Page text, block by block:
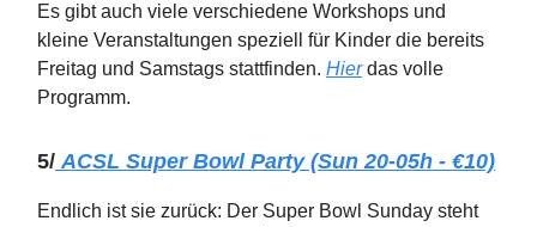
Es gibt auch viele verschiedene Workshops und
kleine Veranstaltungen speziell für Kinder die bereits
Freitag und Samstags stattfinden. Hierdas volle
Programm.
5/ ACSL Super Bowl Party (Sun 20-05h - €10)
Endlich ist sie zurück: Der Super Bowl Sunday steht